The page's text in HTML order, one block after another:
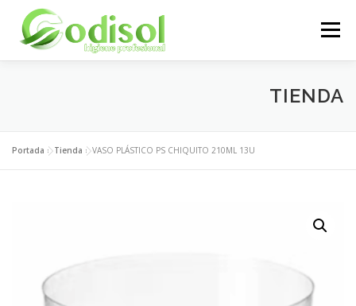
contenido
Menú
ÁREA CLIENTES CONTACTO
TIENDA
Portada »Tienda »VASO PLÁSTICO PS CHIQUITO 210ML 13U